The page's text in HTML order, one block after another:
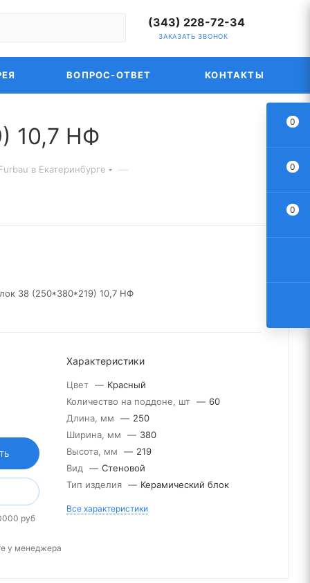
(343) 228-72-34
ЗАКАЗАТЬ ЗВОНОК
ВОПРОС-ОТВЕТ КОНТАКТЫ
10,7 НФ
в Екатеринбурге —
38 (250*380*219) 10,7 НФ
руб
Характеристики
Цвет — Красный
Количество на поддоне, шт — 60
Длина, мм
— 250
Ширина, мм
— 380
Высота, мм
— 219
Вид
— Стеновой
Тип изделия — Керамический блок
Все характеристики
у менеджера
0
0
0